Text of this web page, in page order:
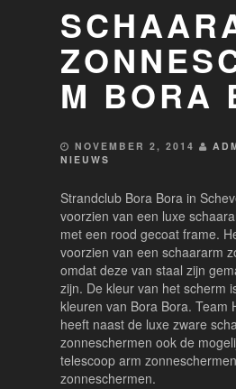
M BORA
NOVEMBER 2, 2014
NIEUWS
Strandclub Bora Bora in
voorzien van een luxe
met een rood gecoat frame.
voorzien van een schaararm
omdat deze van staal zijn
zijn. De kleur van het scherm
kleuren van Bora Bora. Team
heeft naast de luxe zware
zonneschermen ook de
telescoop arm
zonneschermen.